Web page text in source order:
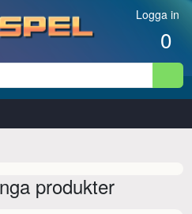
Logga in
0
produkter